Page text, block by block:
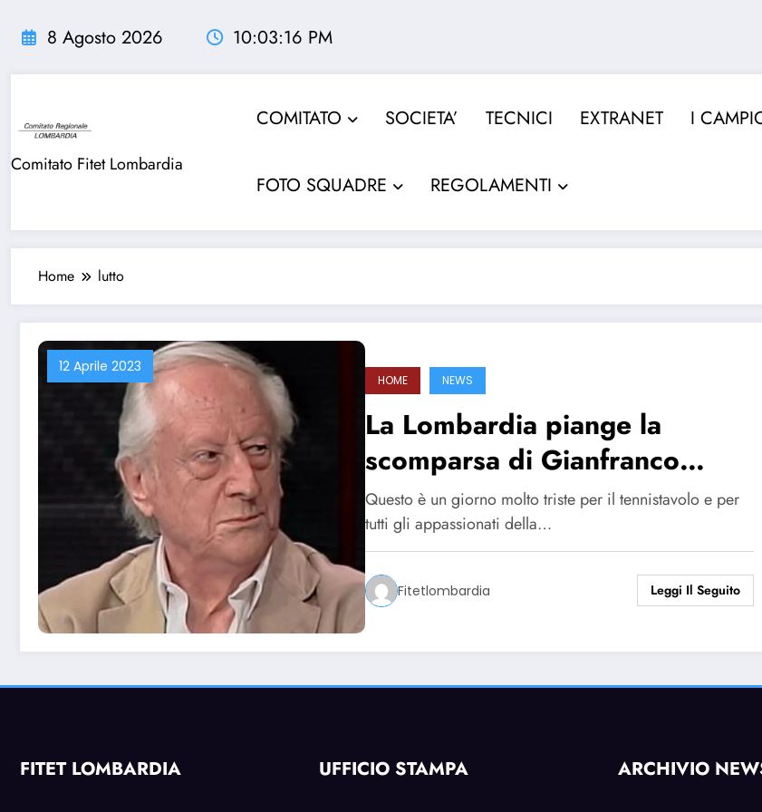
8 Agosto 2026 10:03:16 PM
Comitato Fitet Lombardia
COMITATO SOCIETA’ TECNICI EXTRANET I
FOTO SQUADRE REGOLAMENTI
Home lutto
12 Aprile 2023
HOME NEWS
La Lombardia piange la
scomparsa di Gianfranco
Palazzoli
Questo è un giorno molto triste per il tennistavolo e per
tutti gli appassionati della…
Fitetlombardia Leggi Il Seguito
FITET LOMBARDIA UFFICIO STAMPA ARCHIVIO